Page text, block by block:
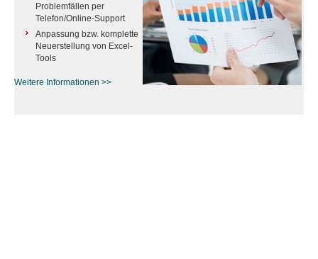
Problemfällen per
Telefon/Online-Support
Anpassung bzw. komplette
Neuerstellung von Excel-
Tools
Weitere Informationen >>